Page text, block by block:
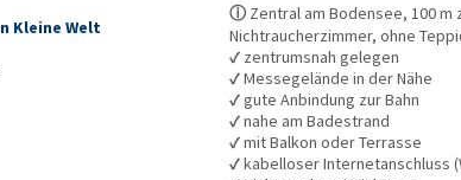
Kleine Welt
ⓘ Zentral am Bodensee, 100 m
Nichtraucherzimmer, ohne
✓ zentrumsnah gelegen
✓Messegelände in der Nähe
✓gute Anbindung zur Bahn
✓nahe am Badestrand
✓mit Balkon oder Terrasse
✓kabelloser Internetanschluss